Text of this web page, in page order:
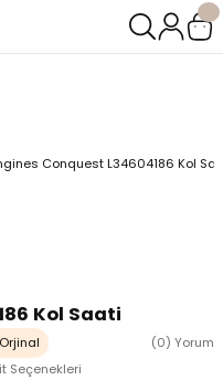
Conquest L34604186 Kol
Kol Saati
(0) Yorum
Seçenekleri